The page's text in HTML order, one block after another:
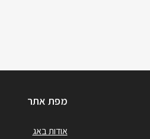
מפת אתר
אודות באג